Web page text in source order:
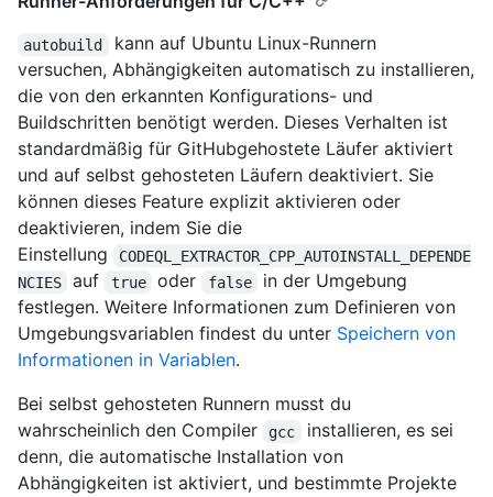
autobuild
kann auf Ubuntu Linux-Runnern
versuchen, Abhängigkeiten automatisch zu installieren,
die von den erkannten Konfigurations- und
Buildschritten benötigt werden. Dieses Verhalten ist
standardmäßig für GitHubgehostete Läufer aktiviert
und auf selbst gehosteten Läufern deaktiviert. Sie
können dieses Feature explizit aktivieren oder
deaktivieren, indem Sie die
Einstellung
CODEQL_EXTRACTOR_CPP_AUTOINSTALL_DEPENDE
NCIES
auf true oder false
in der Umgebung
festlegen. Weitere Informationen zum Definieren von
Umgebungsvariablen findest du unter Speichern von
Informationen in Variablen.
Bei selbst gehosteten Runnern musst du
wahrscheinlich den Compiler
gcc
installieren, es sei
denn, die automatische Installation von
Abhängigkeiten ist aktiviert, und bestimmte Projekte